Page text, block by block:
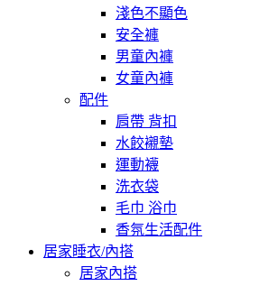
淺色不顯色
安全褲
男童內褲
女童內褲
配件
肩帶 背扣
水餃襯墊
運動襪
洗衣袋
毛巾 浴巾
香氛生活配件
居家睡衣/內搭
居家內搭